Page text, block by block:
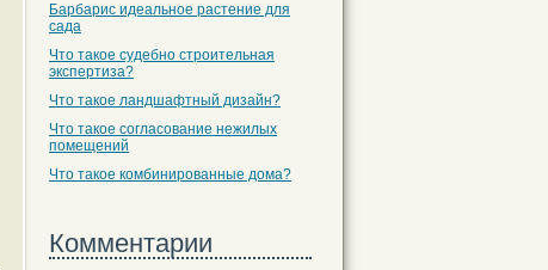
Барбарис идеальное растение для
сада
Что такое судебно строительная
экспертиза?
Что такое ландшафтный дизайн?
Что такое согласование нежилых
помещений
Что такое комбинированные дома?
Комментарии